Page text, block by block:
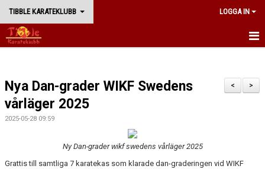
TIBBLE KARATEKLUBB LOGGA IN
BÖRJA TRÄNA
NYHETER
WADORYU KARATE
>
<
Nya Dan-grader WIKF Swedens
vårläger 2025
2025-05-28 09:59
Ny Dan-grader wikf swedens vårläger 2025
Grattis till samtliga 7 karatekas som klarade dan-graderingen vid WIKF